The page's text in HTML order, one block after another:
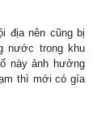
địa nên cũng bị
nước trong khu
này ảnh hưởng
thì mới có gía